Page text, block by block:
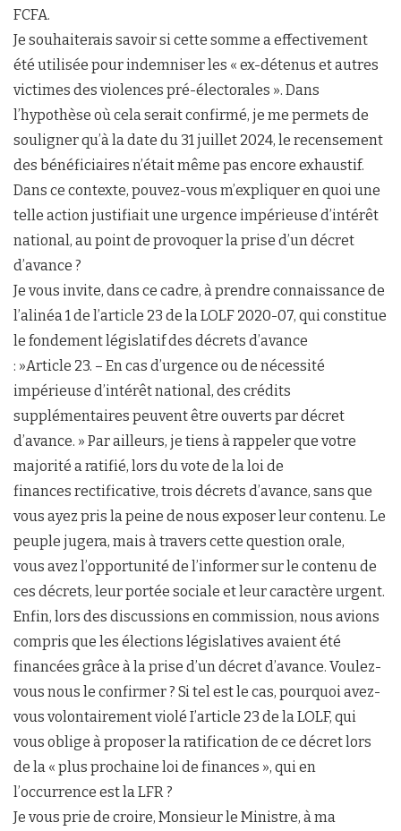
FCFA.
Je souhaiterais savoir si cette somme a effectivement
été utilisée pour indemniser les « ex-détenus et autres
victimes des violences pré-électorales ». Dans
l’hypothèse où cela serait confirmé, je me permets de
souligner qu’à la date du 31 juillet 2024, le recensement
des bénéficiaires n’était même pas encore exhaustif.
Dans ce contexte, pouvez-vous m’expliquer en quoi une
telle action justifiait une urgence impérieuse d’intérêt
national, au point de provoquer la prise d’un décret
d’avance ?
Je vous invite, dans ce cadre, à prendre connaissance de
l’alinéa 1 de l’article 23 de la LOLF 2020-07, qui constitue
le fondement législatif des décrets d’avance
: »Article 23. – En cas d’urgence ou de nécessité
impérieuse d’intérêt national, des crédits
supplémentaires peuvent être ouverts par décret
d’avance. » Par ailleurs, je tiens à rappeler que votre
majorité a ratifié, lors du vote de la loi de
finances rectificative, trois décrets d’avance, sans que
vous ayez pris la peine de nous exposer leur contenu. Le
peuple jugera, mais à travers cette question orale,
vous avez l’opportunité de l’informer sur le contenu de
ces décrets, leur portée sociale et leur caractère urgent.
Enfin, lors des discussions en commission, nous avions
compris que les élections législatives avaient été
financées grâce à la prise d’un décret d’avance. Voulez-
vous nous le confirmer ? Si tel est le cas, pourquoi avez-
vous volontairement violé I’article 23 de la LOLF, qui
vous oblige à proposer la ratification de ce décret lors
de la « plus prochaine loi de finances », qui en
l’occurrence est la LFR ?
Je vous prie de croire, Monsieur le Ministre, à ma